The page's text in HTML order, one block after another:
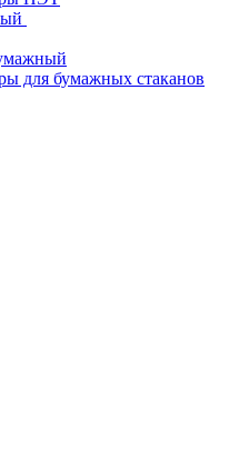
для бумажных стаканов